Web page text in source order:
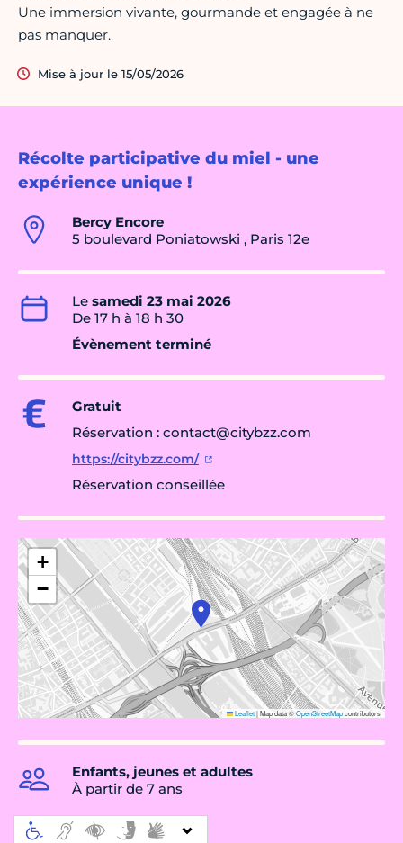
Récolte participative du miel - une
expérience unique !
Bercy Encore
5 boulevard Poniatowski , Paris 12e
Le samedi 23 mai 2026
De 17 h à 18 h 30
Évènement terminé
Gratuit
Réservation : contact@citybzz.com
https://citybzz.com/
Réservation conseillée
+
−
Leaflet|Map data ©OpenStreetMapcontributors
Enfants, jeunes et adultes
À partir de 7 ans
Une immersion vivante, gourmande et engagée à ne
pas manquer.
Mise à jour le 15/05/2026